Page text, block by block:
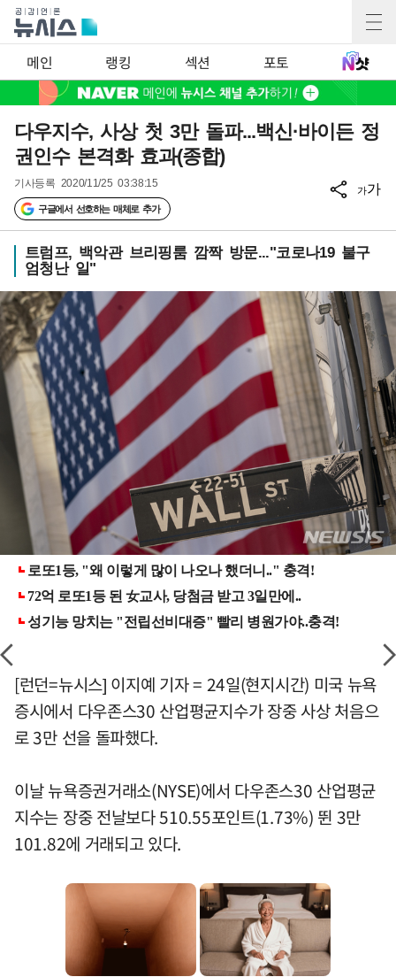
메인 랭킹 섹션 포토
다우지수, 사상 첫 3만 돌파...백신·바이든 정
권인수 본격화 효과(종합)
기사등록 2020/11/25 03:38:15
구글에서 선호하는 매체로 추가
가가
트럼프, 백악관 브리핑룸 깜짝 방문..."코로나19 불구
엄청난 일"
[런던=뉴시스] 이지예 기자 = 24일(현지시간) 미국 뉴욕
증시에서 다우존스30 산업평균지수가 장중 사상 처음으
로 3만 선을 돌파했다.
이날 뉴욕증권거래소(NYSE)에서 다우존스30 산업평균
지수는 장중 전날보다 510.55포인트(1.73%) 뛴 3만
101.82에 거래되고 있다.